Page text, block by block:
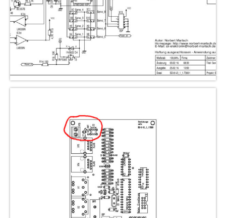
Programmiergleisautomatik V1
Programmiermaus V2
Relaiserweiterung V3
Servodecoder V3
SX-Verteiler DIN V1
Tasten-Eingabe-Modul V1
Funktionsdecoder V1
Gleisbelegtmelder V2
Relaiserweiterung V2